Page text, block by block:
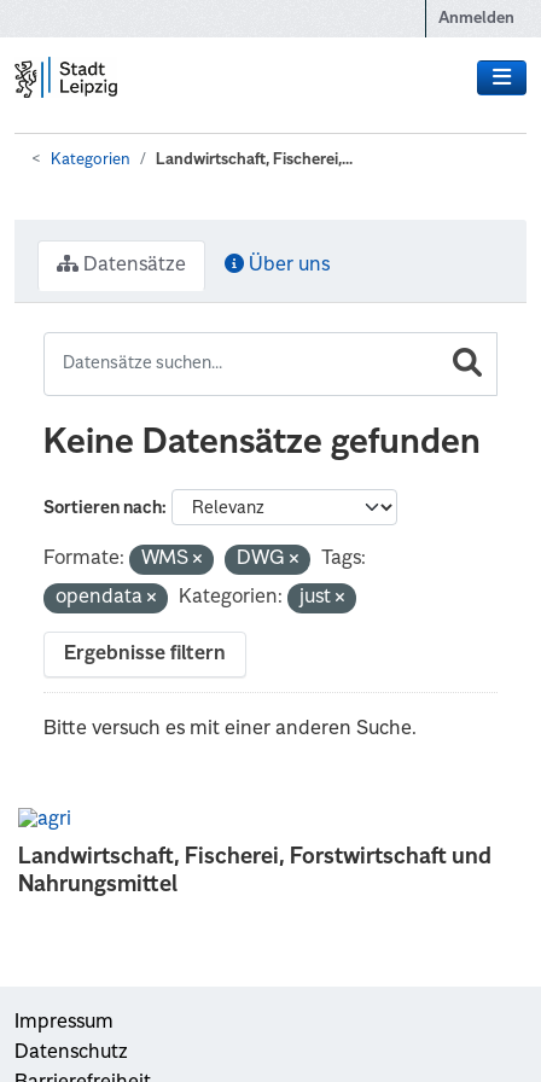
Anmelden
Kategorien Landwirtschaft, Fischerei,...
Landwirtschaft, Fischerei, Forstwirtschaft und
Nahrungsmittel
Datensätze Über uns
Keine Datensätze gefunden
Sortieren nach
Formate: WMS DWG
Tags:
opendata
Kategorien: just
Ergebnisse filtern
Bitte versuch es mit einer anderen Suche.
Impressum
Datenschutz